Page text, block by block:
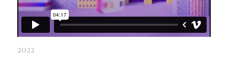
2022